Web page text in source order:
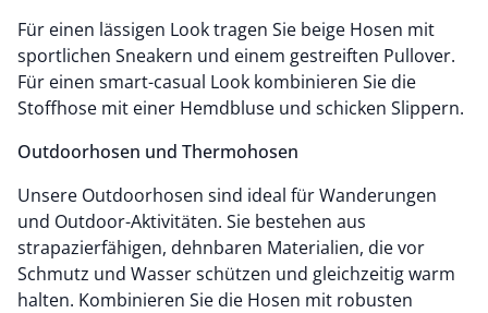
Für einen lässigen Look tragen Sie beige Hosen mit
sportlichen Sneakern und einem gestreiften Pullover.
Für einen smart-casual Look kombinieren Sie die
Stoffhose mit einer Hemdbluse und schicken Slippern.
Outdoorhosen und Thermohosen
Unsere Outdoorhosen sind ideal für Wanderungen
und Outdoor-Aktivitäten. Sie bestehen aus
strapazierfähigen, dehnbaren Materialien, die vor
Schmutz und Wasser schützen und gleichzeitig warm
halten. Kombinieren Sie die Hosen mit robusten